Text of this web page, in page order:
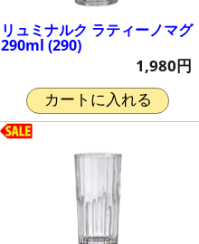
リュミナルク ラティーノマグ
290ml (290)
1,980円
カートに入れる